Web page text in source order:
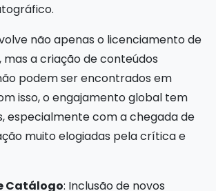
não apenas o licenciamento de
a criação de conteúdos
podem ser encontrados em
isso, o engajamento global tem
especialmente com a chegada de
muito elogiadas pela crítica e
Catálogo: Inclusão de novos